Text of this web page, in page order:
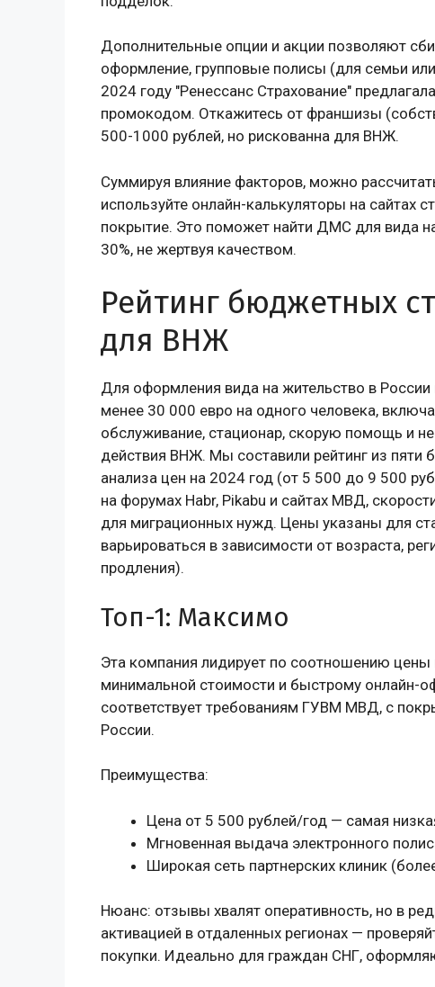
Дополнительные опции и акции позволяют
оформление, групповые полисы (для семьи
2024 году "Ренессанс Страхование"
промокодом. Откажитесь от франшизы
500-1000 рублей, но рискованна для ВНЖ.
Суммируя влияние факторов, можно
используйте онлайн-калькуляторы на сайтах
покрытие. Это поможет найти ДМС для вида
30%, не жертвуя качеством.
Рейтинг бюджетных
для ВНЖ
Для оформления вида на жительство в
менее 30 000 евро на одного человека,
обслуживание, стационар, скорую помощь и
действия ВНЖ. Мы составили рейтинг из
анализа цен на 2024 год (от 5 500 до 9 500
на форумах Habr, Pikabu и сайтах МВД,
для миграционных нужд. Цены указаны для
варьироваться в зависимости от возраста,
продления).
Топ-1: Максимо
Эта компания лидирует по соотношению
минимальной стоимости и быстрому онлайн-
соответствует требованиям ГУВМ МВД, с
России.
Преимущества:
Цена от 5 500 рублей/год — самая
Мгновенная выдача электронного
Широкая сеть партнерских клиник
Нюанс: отзывы хвалят оперативность, но в
активацией в отдаленных регионах —
покупки. Идеально для граждан СНГ,